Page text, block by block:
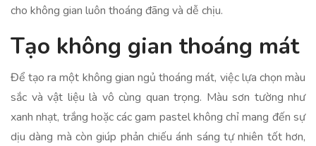
cho không gian luôn thoáng đãng và dễ chịu.
Tạo không gian thoáng mát
Để tạo ra một không gian ngủ thoáng mát, việc lựa chọn màu
sắc và vật liệu là vô cùng quan trọng. Màu sơn tường như
xanh nhạt, trắng hoặc các gam pastel không chỉ mang đến sự
dịu dàng mà còn giúp phản chiếu ánh sáng tự nhiên tốt hơn,